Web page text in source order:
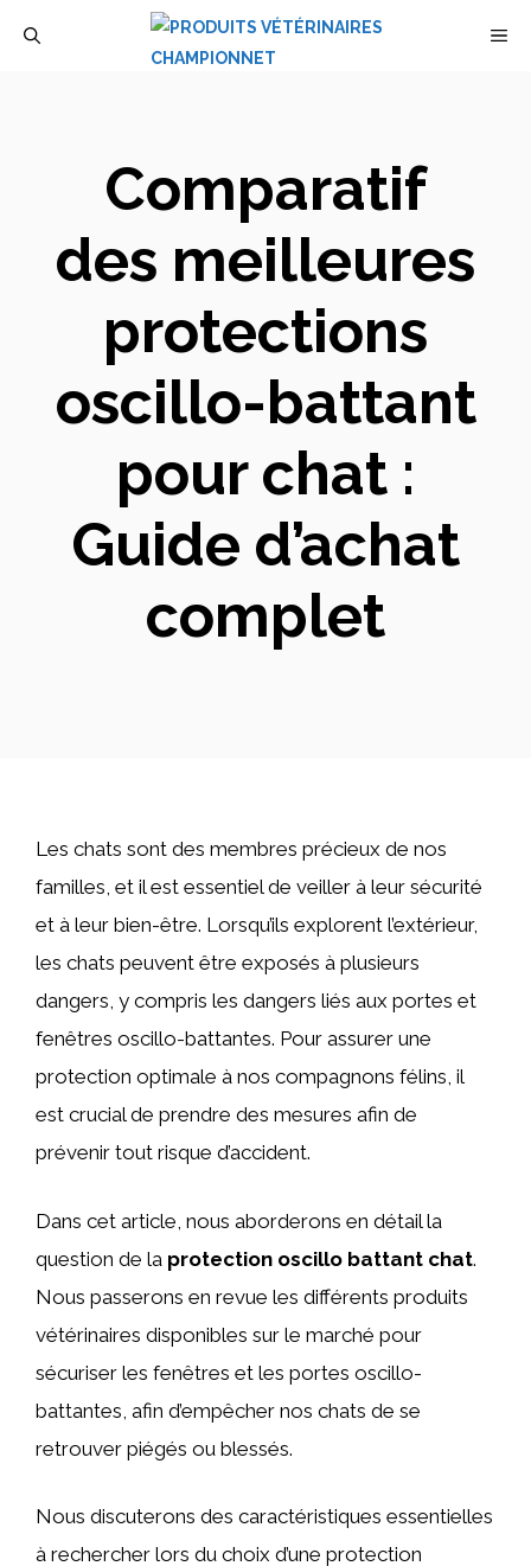
Comparatif
des meilleures
protections
oscillo-battant
pour chat :
Guide d’achat
complet
Les chats sont des membres précieux de nos
familles, et il est essentiel de veiller à leur sécurité
et à leur bien-être. Lorsqu’ils explorent l’extérieur,
les chats peuvent être exposés à plusieurs
dangers, y compris les dangers liés aux portes et
fenêtres oscillo-battantes. Pour assurer une
protection optimale à nos compagnons félins, il
est crucial de prendre des mesures afin de
prévenir tout risque d’accident.
Dans cet article, nous aborderons en détail la
question de la protection oscillo battant chat.
Nous passerons en revue les différents produits
vétérinaires disponibles sur le marché pour
sécuriser les fenêtres et les portes oscillo-
battantes, afin d’empêcher nos chats de se
retrouver piégés ou blessés.
Nous discuterons des caractéristiques essentielles
à rechercher lors du choix d’une protection